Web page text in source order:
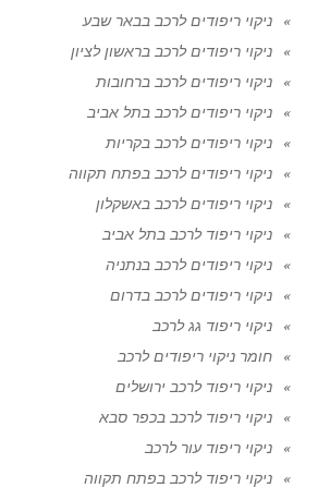
ניקוי ריפודים לרכב בבאר שבע
ניקוי ריפודים לרכב בראשון לציון
ניקוי ריפודים לרכב ברחובות
ניקוי ריפודים לרכב בתל אביב
ניקוי ריפודים לרכב בקריות
ניקוי ריפודים לרכב בפתח תקווה
ניקוי ריפודים לרכב באשקלון
ניקוי ריפוד לרכב בתל אביב
ניקוי ריפודים לרכב בנתניה
ניקוי ריפודים לרכב בדרום
ניקוי ריפוד גג לרכב
חומר ניקוי ריפודים לרכב
ניקוי ריפוד לרכב ירושלים
ניקוי ריפוד לרכב בכפר סבא
ניקוי ריפוד עור לרכב
ניקוי ריפוד לרכב בפתח תקווה